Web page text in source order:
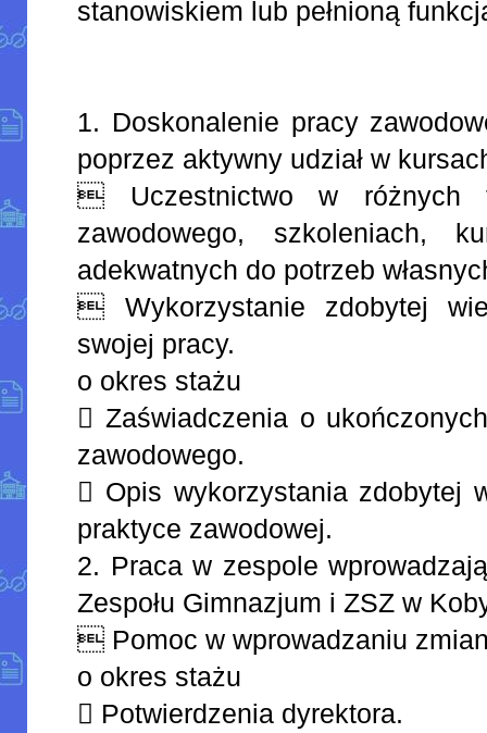
stanowiskiem lub pełnioną
1. Doskonalenie pracy
poprzez aktywny udział w
 Uczestnictwo w różnych
zawodowego, szkoleniach,
adekwatnych do potrzeb
 Wykorzystanie zdobytej
swojej pracy.
o okres stażu
 Zaświadczenia o
zawodowego.
 Opis wykorzystania zdobytej
praktyce zawodowej.
2. Praca w zespole
Zespołu Gimnazjum i ZSZ w
 Pomoc w wprowadzaniu
o okres stażu
 Potwierdzenia dyrektora.